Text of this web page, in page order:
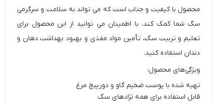
محصول با کیفیت و جذاب است که می تواند به سلامت و سرگرمی
سگ شما کمک کند. با اطمینان می توانید از این محصول برای
تعلیم و تربیت سگ، تأمین مواد مغذی و بهبود بهداشت دهان و
دندان استفاده کنید.
ویژگی‌های محصول:
تهیه شده با پوست ضخیم گاو و دورپیچ مرغ
قابل استفاده برای همه نژادهای سگ